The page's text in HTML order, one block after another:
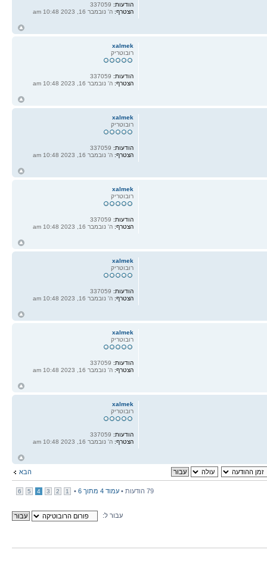
הודעות:
הצטרף: ה' נובמבר 16, 2023 10:48 am
xalmek
רובוטריק
הודעות:337059
הצטרף:ה' נובמבר 16, 2023 10:48 am
xalmek
רובוטריק
הודעות:
הצטרף: ה' נובמבר 16, 2023 10:48 am
xalmek
רובוטריק
הודעות:337059
הצטרף:ה' נובמבר 16, 2023 10:48 am
xalmek
רובוטריק
הודעות:
הצטרף: ה' נובמבר 16, 2023 10:48 am
xalmek
רובוטריק
הודעות:337059
הצטרף:ה' נובמבר 16, 2023 10:48 am
xalmek
רובוטריק
הודעות:
הצטרף: ה' נובמבר 16, 2023 10:48 am
הבא
79 הודעות • עמוד 4 מתוך 6
•
1
2
3
4
5
6
עבור ל: